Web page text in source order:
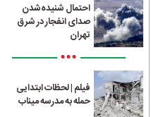
احتمال شنیده‌شدن
صدای انفجار در شرق
تهران
•••
فیلم | لحظات ابتدایی
حمله به مدرسه میناب